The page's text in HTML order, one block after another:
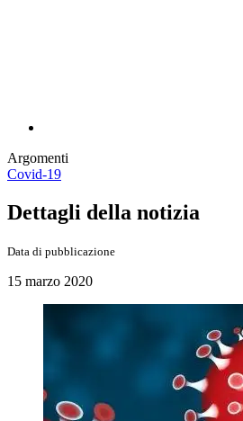
Argomenti
Covid-19
Dettagli della notizia
Data di pubblicazione
15 marzo 2020